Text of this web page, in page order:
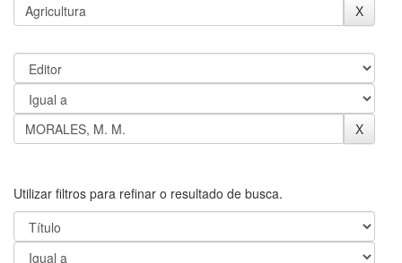
Utilizar filtros para refinar o resultado de busca.